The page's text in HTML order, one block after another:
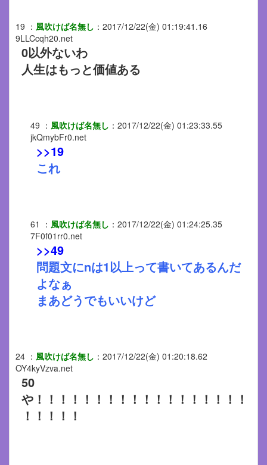
19 ： 風吹けば名無し ： 2017/12/22(金) 01:19:41.16
9LLCcqh20.net
0以外ないわ
人生はもっと価値ある
49 ： 風吹けば名無し ： 2017/12/22(金) 01:23:33.55
jkQmybFr0.net
>>19
これ
61 ： 風吹けば名無し ： 2017/12/22(金) 01:24:25.35
7F0f01rr0.net
>>49
問題文にnは1以上って書いてあるんだ
よなぁ
まあどうでもいいけど
24 ： 風吹けば名無し ： 2017/12/22(金) 01:20:18.62
OY4kyVzva.net
50
や！！！！！！！！！！！！！！！！！！
！！！！！